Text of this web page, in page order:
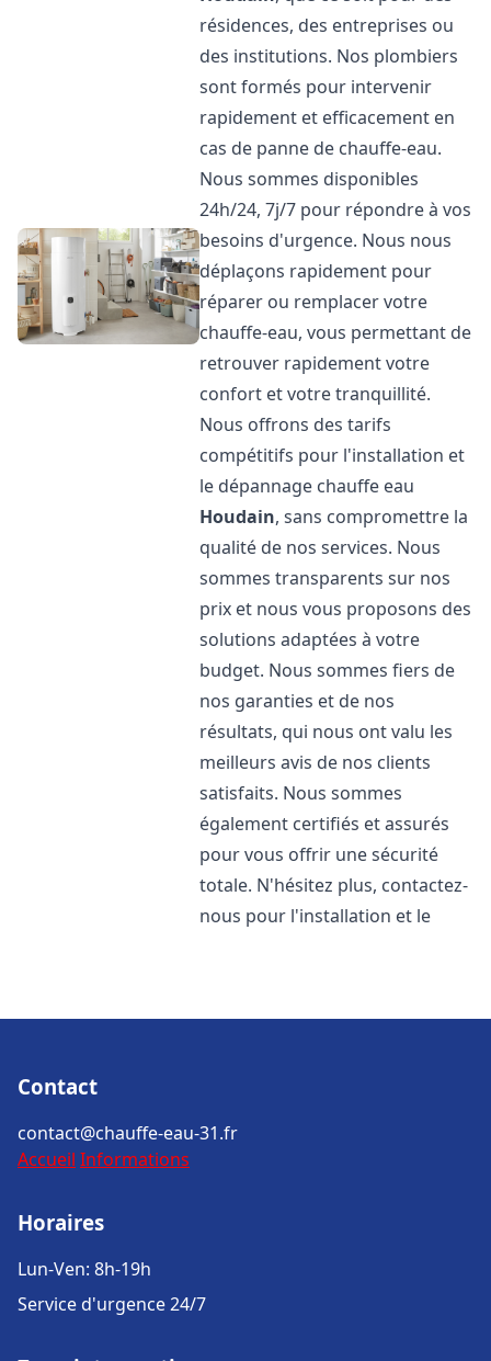
résidences, des entreprises ou
des institutions. Nos plombiers
sont formés pour intervenir
rapidement et efficacement en
cas de panne de chauffe-eau.
Nous sommes disponibles
24h/24, 7j/7 pour répondre à vos
besoins d'urgence. Nous nous
déplaçons rapidement pour
réparer ou remplacer votre
chauffe-eau, vous permettant de
retrouver rapidement votre
confort et votre tranquillité.
Nous offrons des tarifs
compétitifs pour l'installation et
le dépannage chauffe eau
Houdain, sans compromettre la
qualité de nos services. Nous
sommes transparents sur nos
prix et nous vous proposons des
solutions adaptées à votre
budget. Nous sommes fiers de
nos garanties et de nos
résultats, qui nous ont valu les
meilleurs avis de nos clients
satisfaits. Nous sommes
également certifiés et assurés
pour vous offrir une sécurité
totale. N'hésitez plus, contactez-
nous pour l'installation et le
Contact
contact@chauffe-eau-31.fr
Accueil Informations
Horaires
Lun-Ven: 8h-19h
Service d'urgence 24/7